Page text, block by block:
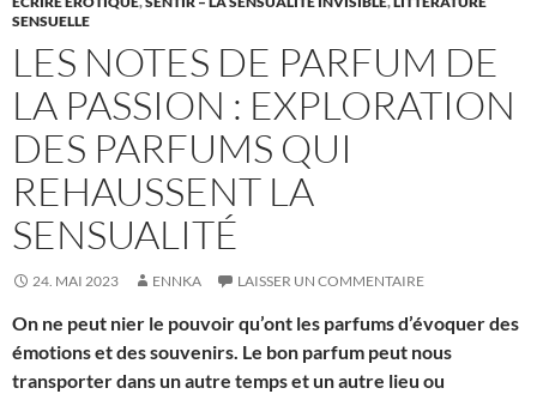
SENSUELLE
LES NOTES DE PARFUM DE
LA PASSION : EXPLORATION
DES PARFUMS QUI
REHAUSSENT LA
SENSUALITÉ
24. MAI 2023 ENNKA LAISSER UN COMMENTAIRE
On ne peut nier le pouvoir qu’ont les parfums d’évoquer des
émotions et des souvenirs. Le bon parfum peut nous
transporter dans un autre temps et un autre lieu ou